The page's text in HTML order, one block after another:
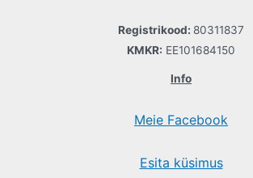
Registrikood: 80311837
KMKR: EE101684150
Info
Meie Facebook
Esita küsimus